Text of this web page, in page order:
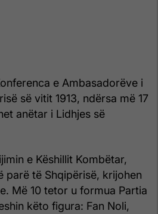
e Ambasadorëve i
së vitit 1913, ndërsa më 17
anëtar i Lidhjes së
e Këshillit Kombëtar,
parë të Shqipërisë, krijohen
Më 10 tetor u formua Partia
këto figura: Fan Noli,